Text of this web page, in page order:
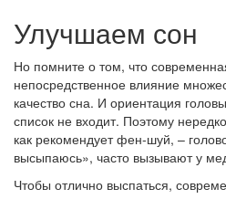
Улучшаем сон
Но помните о том, что
непосредственное влияние
качество сна. И ориентация
список не входит. Поэтому
как рекомендует фен-шуй, –
высыпаюсь», часто вызывают у
Чтобы отлично выспаться,